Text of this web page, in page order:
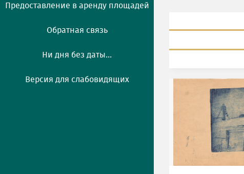
Предоставление в аренду площадей
Обратная связь
Ни дня без даты...
Версия для слабовидящих